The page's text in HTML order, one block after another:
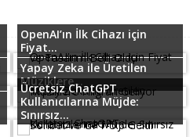
OpenAI’ın İlk Cihazı için
Fiyat...
Yapay Zeka ile Üretilen
Müziklere...
Ücretsiz ChatGPT
Kullanıcılarına Müjde:
Sınırsız...